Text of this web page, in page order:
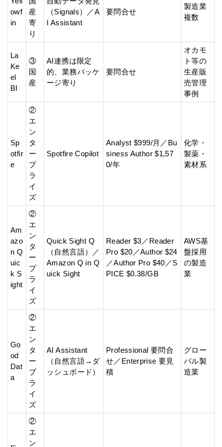
owf
in
産
寄
り
（Signals）／A
I Assistant
要問合せ
製造業
複数
La
Ke
el
BI
③
国
産
AI連携は限定
的、業務パッケ
ージ寄り
要問合せ
オカモ
ト等の
生産販
売管理
事例
Sp
otfir
e
②
エ
ン
タ
ー
プ
ラ
イ
ズ
Spotfire Copilot
Analyst $999/月／Bu
siness Author $1,57
0/年
化学・
製薬・
素材系
Am
azo
n Q
uic
k S
ight
②
エ
ン
タ
ー
プ
ラ
イ
ズ
Quick Sight Q
（自然言語）／
Amazon Q in Q
uick Sight
Reader $3／Reader
Pro $20／Author $24
／Author Pro $40／S
PICE $0.38/GB
AWS基
盤採用
の製造
業
Go
od
Dat
a
②
エ
ン
タ
ー
プ
ラ
イ
ズ
AI Assistant
（自然言語→ダ
ッシュボード）
Professional 要問合
せ／Enterprise 要見
積
グロー
バル製
造業
②
エ
ン